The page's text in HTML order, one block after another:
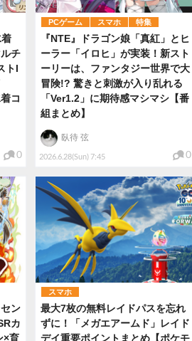
チ
トI
コ
0
PCゲーム スマホ 特集
『NTE』ドラゴン娘「真紅」とヒ
ーラー「イロヒ」が実装！新スト
ーリーは、ファンタジー世界で大
冒険!? 驚きと刺激が入り乱れる
「Ver1.2」に期待感マシマシ【番
組まとめ】
2026.6.28(Sun) 7:45
臥待 弦
0
ン
カ
×育
スマホ
最大7枚の無料レイドパスを忘れ
ずに！「メガエアームド」レイド
デイ重要ポイントまとめ【ポケモ